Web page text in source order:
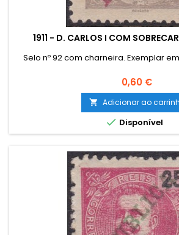
1911 - D. CARLOS I COM
Selo nº 92 com charneira. Exemplar
Preço
0,60 €
 Adicionar ao
 Disponível